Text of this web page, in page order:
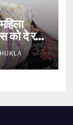
को दे रही